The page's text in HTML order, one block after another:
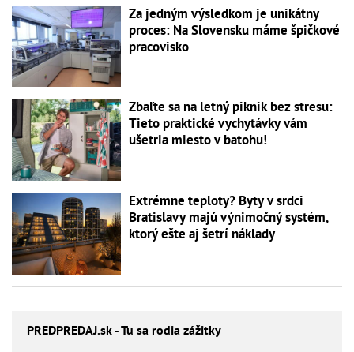
Za jedným výsledkom je unikátny
proces: Na Slovensku máme špičkové
pracovisko
Zbaľte sa na letný piknik bez stresu:
Tieto praktické vychytávky vám
ušetria miesto v batohu!
Extrémne teploty? Byty v srdci
Bratislavy majú výnimočný systém,
ktorý ešte aj šetrí náklady
PREDPREDAJ.sk - Tu sa rodia zážitky